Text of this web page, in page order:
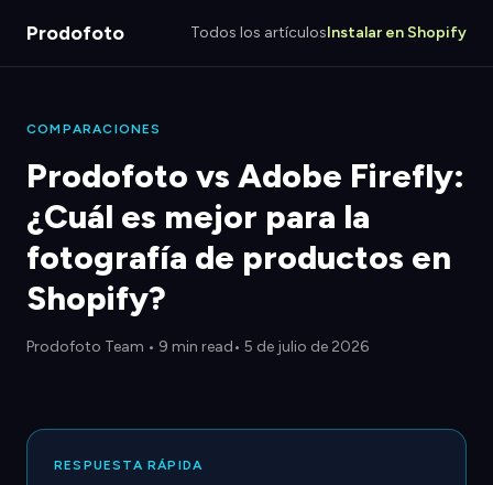
Prodofoto Todos los artículosInstalar en Shopify
COMPARACIONES
Prodofoto vs Adobe Firefly:
¿Cuál es mejor para la
fotografía de productos en
Shopify?
Prodofoto Team • 9 min read• 5 de julio de 2026
RESPUESTA RÁPIDA